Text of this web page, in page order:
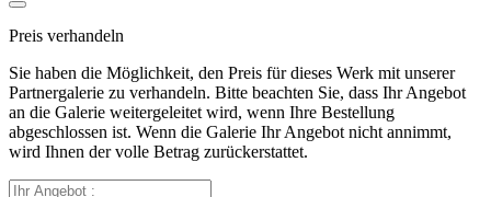
Preis verhandeln
Sie haben die Möglichkeit, den Preis für dieses Werk mit unserer
Partnergalerie zu verhandeln. Bitte beachten Sie, dass Ihr Angebot
an die Galerie weitergeleitet wird, wenn Ihre Bestellung
abgeschlossen ist. Wenn die Galerie Ihr Angebot nicht annimmt,
wird Ihnen der volle Betrag zurückerstattet.